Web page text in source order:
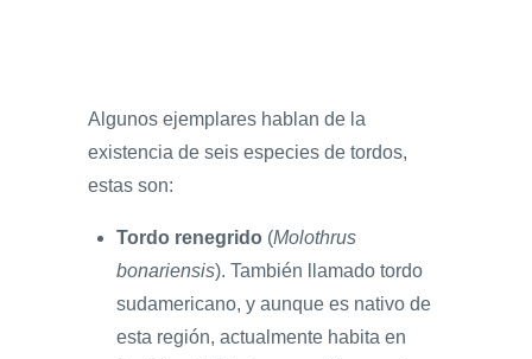
Algunos ejemplares hablan de la
existencia de seis especies de tordos,
estas son:
Tordo renegrido (Molothrus
bonariensis). También llamado tordo
sudamericano, y aunque es nativo de
esta región, actualmente habita en